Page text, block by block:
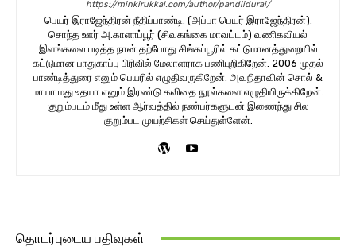
https://minkirukkal.com/author/pandiidurai/
பெயர் இராஜேந்திரன் நீதிப்பாண்டி. (அப்பா பெயர் இராஜேந்திரன்).
சொந்த ஊர் அ.காளாப்பூர் (சிவகங்கை மாவட்டம்) வணிகவியல்
இளங்கலை படித்த நான் தற்போது சிங்கப்பூரில் கட்டுமானத்துறையில்
கட்டுமான பாதுகாப்பு பிரிவில் மேலாளராக பணிபுறிகிறேன். 2006 முதல்
பாண்டித்துரை எனும் பெயரில் எழுதிவருகிறேன். அவநிதாவின் சொல் &
மாயா மது உதயா எனும் இரண்டு கவிதை நூல்களை எழுதியிருக்கிறேன்.
குறும்படம் மீது உள்ள ஆர்வத்தில் நண்பர்களுடன் இணைந்து சில
குறும்பட முயற்சிகள் செய்துள்ளேன்.
தொடர்புடைய பதிவுகள்